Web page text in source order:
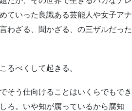
ていった良識ある芸能人や女子アナ
わざる、聞かざる、の三ザルだった
るべくして起きる。
そう仕向けることはいくらでもでき
ろ。いや知が腐っているから腐知